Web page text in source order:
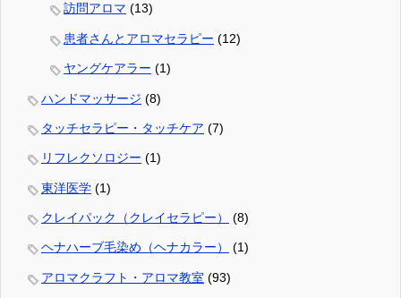
訪問アロマ (13)
患者さんとアロマセラピー (12)
ヤングケアラー (1)
ハンドマッサージ (8)
タッチセラピー・タッチケア (7)
リフレクソロジー (1)
東洋医学 (1)
クレイパック（クレイセラピー） (8)
ヘナハーブ毛染め（ヘナカラー） (1)
アロマクラフト・アロマ教室 (93)